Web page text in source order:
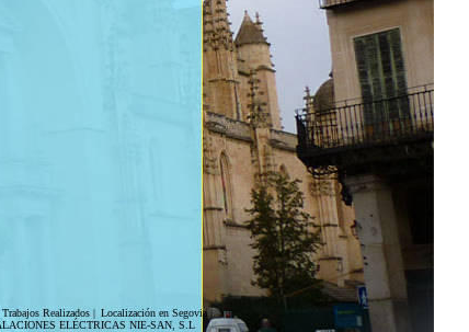
Trabajos Realizados | Localización en Segovia|
ELÉCTRICAS NIE-SAN, S.L